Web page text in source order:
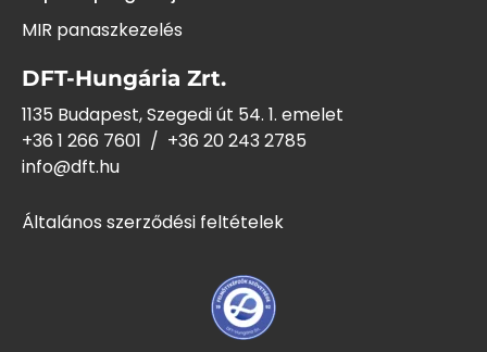
MIR panaszkezelés
DFT-Hungária Zrt.
1135 Budapest, Szegedi út 54. 1. emelet
+36 1 266 7601 / +36 20 243 2785
info@dft.hu
Általános szerződési feltételek